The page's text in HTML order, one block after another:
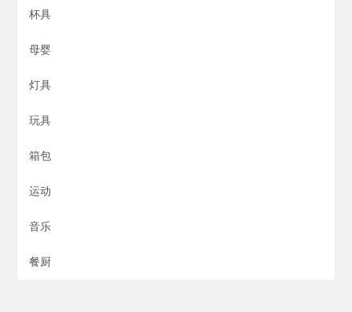
杯具
母婴
灯具
玩具
箱包
运动
音乐
餐厨